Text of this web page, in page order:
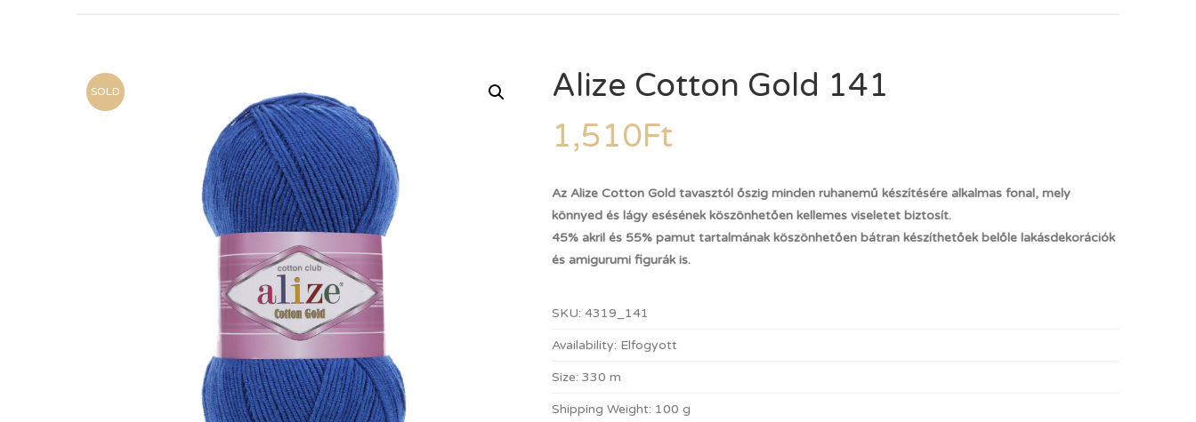
SOLD
Alize Cotton Gold 141
1,510Ft
Az Alize Cotton Gold tavasztól őszig minden ruhanemű készítésére alkalmas fonal, mely
könnyed és lágy esésének köszönhetően kellemes viseletet biztosít.
45% akril és 55% pamut tartalmának köszönhetően bátran készíthetőek belőle lakásdekorációk
és amigurumi figurák is.
SKU: 4319_141
Availability: Elfogyott
Size: 330 m
Shipping Weight: 100 g